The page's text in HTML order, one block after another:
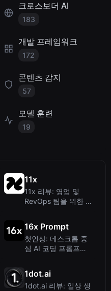
크로스보더 AI
183
개발 프레임워크
172
콘텐츠 감지
57
모델 훈련
19
11x
11x 리뷰: 영업 및
RevOps 팀을 위한 AI
16x Prompt
첫인상: 데스크톱 중
심 AI 코딩 프롬프트
1dot.ai
1dot.ai 리뷰: 일상 생